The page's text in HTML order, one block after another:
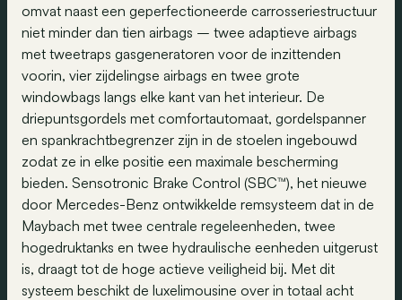
omvat naast een geperfectioneerde carrosseriestructuur
niet minder dan tien airbags – twee adaptieve airbags
met tweetraps gasgeneratoren voor de inzittenden
voorin, vier zijdelingse airbags en twee grote
windowbags langs elke kant van het interieur. De
driepuntsgordels met comfortautomaat, gordelspanner
en spankrachtbegrenzer zijn in de stoelen ingebouwd
zodat ze in elke positie een maximale bescherming
bieden. Sensotronic Brake Control (SBC™), het nieuwe
door Mercedes-Benz ontwikkelde remsysteem dat in de
Maybach met twee centrale regeleenheden, twee
hogedruktanks en twee hydraulische eenheden uitgerust
is, draagt tot de hoge actieve veiligheid bij. Met dit
systeem beschikt de luxelimousine over in totaal acht